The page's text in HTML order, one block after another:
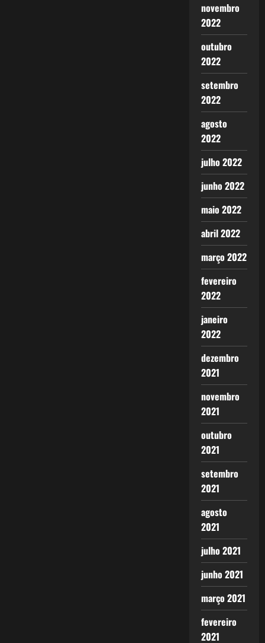
novembro
2022
outubro
2022
setembro
2022
agosto
2022
julho 2022
junho 2022
maio 2022
abril 2022
março 2022
fevereiro
2022
janeiro
2022
dezembro
2021
novembro
2021
outubro
2021
setembro
2021
agosto
2021
julho 2021
junho 2021
março 2021
fevereiro
2021